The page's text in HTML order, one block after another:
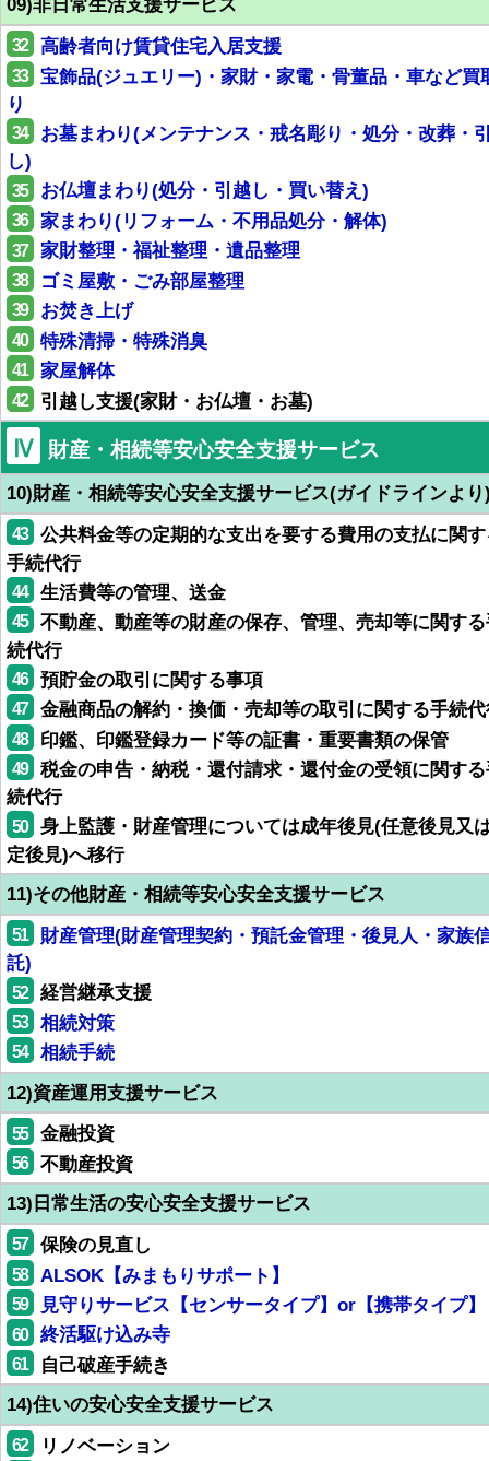
09)非日常生活支援サービス
32 高齢者向け賃貸住宅入居支援
33
宝飾品(ジュエリー)・家財・家電・骨董品・車など買
り
34
お墓まわり(メンテナンス・戒名彫り・処分・改葬・
し)
35 お仏壇まわり(処分・引越し・買い替え)
36 家まわり(リフォーム・不用品処分・解体)
37 家財整理・福祉整理・遺品整理
38 ゴミ屋敷・ごみ部屋整理
39 お焚き上げ
40 特殊清掃・特殊消臭
41 家屋解体
42 引越し支援(家財・お仏壇・お墓)
Ⅳ 財産・相続等安心安全支援サービス
10)財産・相続等安心安全支援サービス(ガイドラインより
43
公共料金等の定期的な支出を要する費用の支払に関
手続代行
44 生活費等の管理、送金
45
不動産、動産等の財産の保存、管理、売却等に関す
続代行
46 預貯金の取引に関する事項
47 金融商品の解約・換価・売却等の取引に関する手続
48 印鑑、印鑑登録カード等の証書・重要書類の保管
49
税金の申告・納税・還付請求・還付金の受領に関す
続代行
50
身上監護・財産管理については成年後見(任意後見又
定後見)へ移行
11)その他財産・相続等安心安全支援サービス
51
財産管理(財産管理契約・預託金管理・後見人・家族
託)
52 経営継承支援
53 相続対策
54
相続手続
12)資産運用支援サービス
55 金融投資
56
不動産投資
13)日常生活の安心安全支援サービス
57 保険の見直し
58 ALSOK【みまもりサポート】
59 見守りサービス【センサータイプ】or【携帯タイプ】
60 終活駆け込み寺
61
自己破産手続き
14)住いの安心安全支援サービス
62 リノベーション